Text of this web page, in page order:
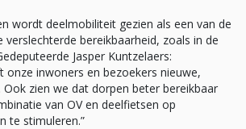
wordt deelmobiliteit gezien als een van de
bereikbaarheid, zoals in de
Jasper Kuntzelaers:
onze inwoners en bezoekers nieuwe,
Ook zien we dat dorpen beter bereikbaar
van OV en deelfietsen op
te stimuleren.”